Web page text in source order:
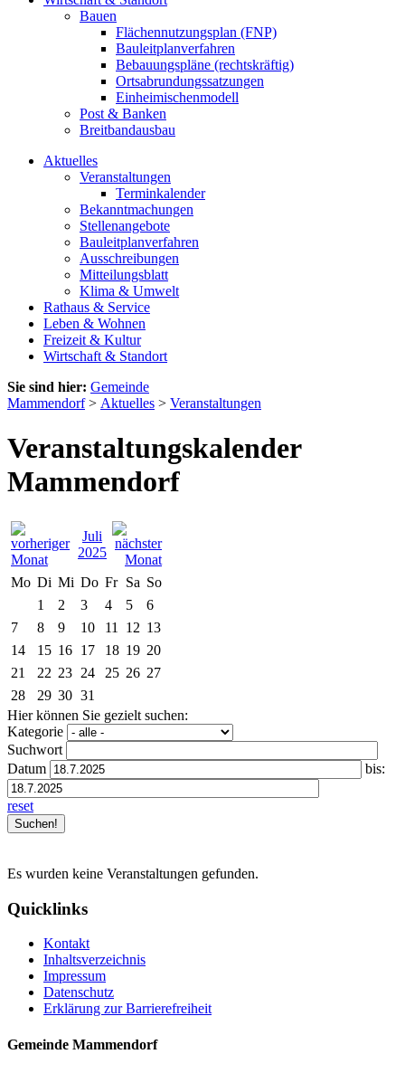
Bauen
Flächennutzungsplan (FNP)
Bauleitplanverfahren
Bebauungspläne (rechtskräftig)
Ortsabrundungssatzungen
Einheimischenmodell
Post & Banken
Breitbandausbau
Aktuelles
Veranstaltungen
Terminkalender
Bekanntmachungen
Stellenangebote
Bauleitplanverfahren
Ausschreibungen
Mitteilungsblatt
Klima & Umwelt
Rathaus & Service
Leben & Wohnen
Freizeit & Kultur
Wirtschaft & Standort
Sie sind hier: Gemeinde
Mammendorf> Aktuelles > Veranstaltungen
Veranstaltungskalender
Mammendorf
Juli
2025
Mo Di Mi Do Fr Sa So
1
2 3 4 5
6
7
8 9 10 11 12 13
14
15 16 17 18 19 20
21
22 23 24 25 26 27
28
29 30 31
Hier können Sie gezielt suchen:
Kategorie
Suchwort
Datum
bis:
reset
Es wurden keine Veranstaltungen gefunden.
Quicklinks
Kontakt
Inhaltsverzeichnis
Impressum
Datenschutz
Erklärung zur Barrierefreiheit
Gemeinde Mammendorf